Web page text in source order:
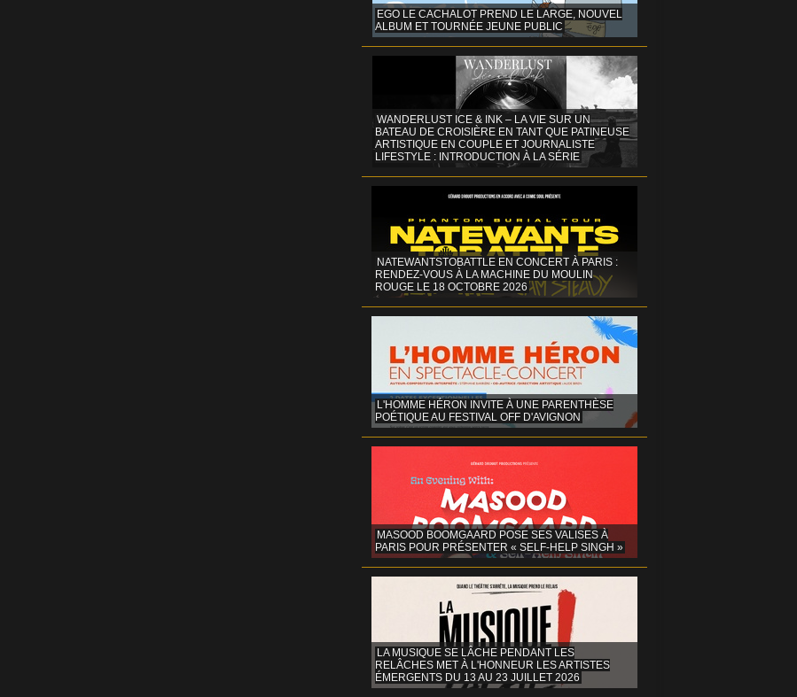
EGO LE CACHALOT PREND LE LARGE, NOUVEL
ALBUM ET TOURNÉE JEUNE PUBLIC
WANDERLUST ICE & INK – LA VIE SUR UN
BATEAU DE CROISIÈRE EN TANT QUE PATINEUSE
ARTISTIQUE EN COUPLE ET JOURNALISTE
LIFESTYLE : INTRODUCTION À LA SÉRIE
NATEWANTSTOBATTLE EN CONCERT À PARIS :
RENDEZ-VOUS À LA MACHINE DU MOULIN
ROUGE LE 18 OCTOBRE 2026
L'HOMME HÉRON INVITE À UNE PARENTHÈSE
POÉTIQUE AU FESTIVAL OFF D'AVIGNON
MASOOD BOOMGAARD POSE SES VALISES À
PARIS POUR PRÉSENTER « SELF-HELP SINGH »
LA MUSIQUE SE LÂCHE PENDANT LES
RELÂCHES MET À L'HONNEUR LES ARTISTES
ÉMERGENTS DU 13 AU 23 JUILLET 2026